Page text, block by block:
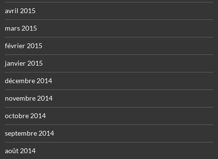
avril 2015
mars 2015
février 2015
janvier 2015
décembre 2014
novembre 2014
octobre 2014
septembre 2014
août 2014